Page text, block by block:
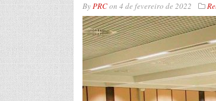
ByPRCon 4 de fevereiro de 2022